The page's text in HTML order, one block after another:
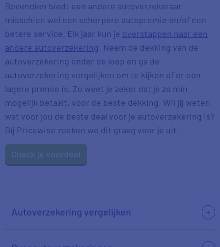
Bovendien biedt een andere autoverzekeraar
misschien wel een scherpere autopremie en/of een
betere service. Elk jaar kun je overstappen naar een
andere autoverzekering. Neem de dekking van de
autoverzekering onder de loep en ga de
autoverzekering vergelijken om te kijken of er een
lagere premie is. Zo weet je zeker dat je zo min
mogelijk betaalt, voor de beste dekking. Wil jij weten
wat voor jou de beste deal voor je autoverzekering is?
Bij Pricewise zoeken we dit graag voor je uit.
Check je voordeel
Autoverzekering vergelijken